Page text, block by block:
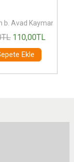
b. Avad Kayman
TL 110,00TL
Ekle